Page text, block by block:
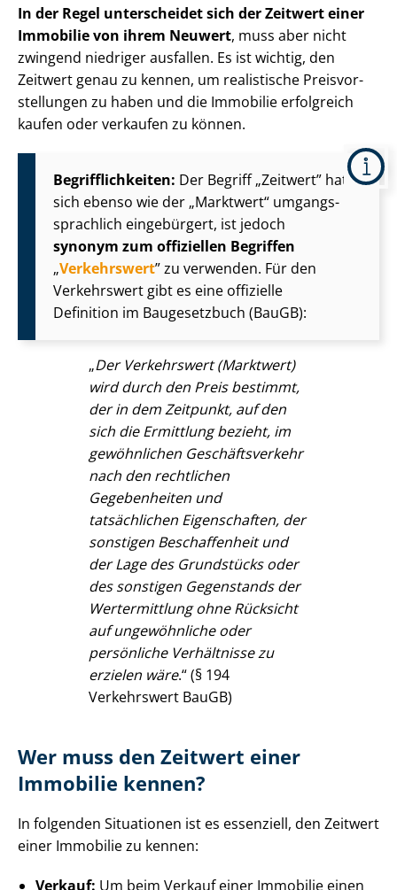
In der Regel unterscheidet sich der Zeitwert einer
Immobilie von ihrem Neuwert, muss aber nicht
zwingend niedriger ausfallen. Es ist wichtig, den
Zeitwert genau zu kennen, um realistische Preis­vor­
stel­lun­gen zu haben und die Immobilie erfolgreich
kaufen oder verkaufen zu können.
Be­griff­lich­kei­ten: Der Begriff „Zeitwert” hat
sich ebenso wie der „Marktwert“ um­gangs­
sprach­lich eingebürgert, ist jedoch
synonym zum offiziellen Begriffen
„Verkehrswert” zu verwenden. Für den
Verkehrswert gibt es eine offizielle
Definition im Baugesetzbuch (BauGB):
„Der Verkehrswert (Marktwert)
wird durch den Preis bestimmt,
der in dem Zeitpunkt, auf den
sich die Ermittlung bezieht, im
gewöhnlichen Ge­schäfts­ver­kehr
nach den rechtlichen
Gegebenheiten und
tatsächlichen Eigenschaften, der
sonstigen Beschaffenheit und
der Lage des Grundstücks oder
des sonstigen Gegenstands der
Wertermittlung ohne Rücksicht
auf ungewöhnliche oder
persönliche Verhältnisse zu
erzielen wäre.“ (§ 194
Verkehrswert BauGB)
Wer muss den Zeitwert einer
Immobilie kennen?
In folgenden Situationen ist es essenziell, den Zeitwert
einer Immobilie zu kennen:
Verkauf: Um beim Verkauf einer Immobilie einen